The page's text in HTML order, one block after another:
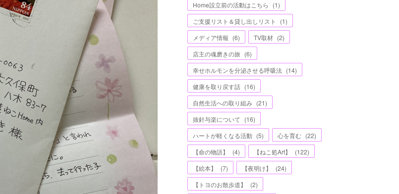
Home設立前の活動はこちら
(1)
ご支援リスト＆貸し出しリスト
(1)
メディア情報 (6) TV取材 (2)
店主の魂磨きの旅 (6)
幸せホルモンを分泌させる呼吸法 (14)
健康を取り戻す話 (16)
自然生活への取り組み (21)
抜針与楽について (16)
ハートが軽くなる活動 (5) 心を育む (22)
【命の物語】
(4) 【ねこ処Art】 (122)
【絵本】
(7) 【夜明け】 (24)
【トヨのお散歩道】
(2)